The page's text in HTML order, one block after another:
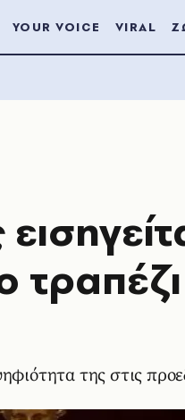
YOUR VOICE VIRAL
της στις